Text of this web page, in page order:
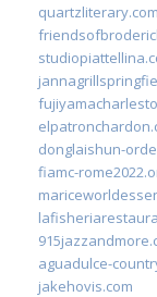
quartzliterary.com
donglaishun-
fiamc-
aguadulce-
jakehovis.com